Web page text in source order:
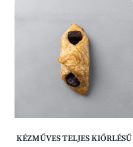
KÉZMŰVES TELJES KIŐRLÉSŰ